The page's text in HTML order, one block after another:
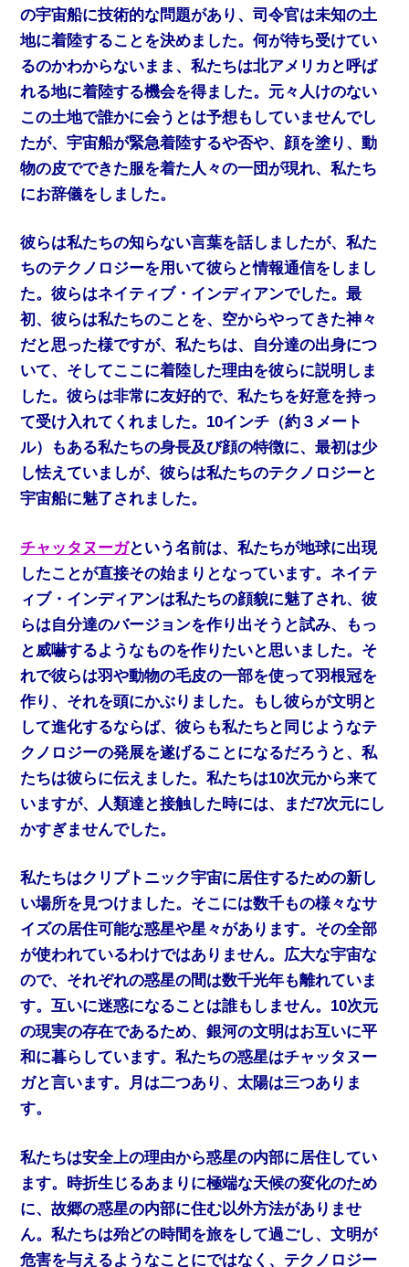
の宇宙船に技術的な問題があり、司令官は未知の土
地に着陸することを決めました。何が待ち受けてい
るのかわからないまま、私たちは北アメリカと呼ば
れる地に着陸する機会を得ました。元々人けのない
この土地で誰かに会うとは予想もしていませんでし
たが、宇宙船が緊急着陸するや否や、顔を塗り、動
物の皮でできた服を着た人々の一団が現れ、私たち
にお辞儀をしました。
彼らは私たちの知らない言葉を話しましたが、私た
ちのテクノロジーを用いて彼らと情報通信をしまし
た。彼らはネイティブ・インディアンでした。最
初、彼らは私たちのことを、空からやってきた神々
だと思った様ですが、私たちは、自分達の出身につ
いて、そしてここに着陸した理由を彼らに説明しま
した。彼らは非常に友好的で、私たちを好意を持っ
て受け入れてくれました。10インチ（約３メート
ル）もある私たちの身長及び顔の特徴に、最初は少
し怯えていましが、彼らは私たちのテクノロジーと
宇宙船に魅了されました。
チャッタヌーガという名前は、私たちが地球に出現
したことが直接その始まりとなっています。ネイテ
ィブ・インディアンは私たちの顔貌に魅了され、彼
らは自分達のバージョンを作り出そうと試み、もっ
と威嚇するようなものを作りたいと思いました。そ
れで彼らは羽や動物の毛皮の一部を使って羽根冠を
作り、それを頭にかぶりました。もし彼らが文明と
して進化するならば、彼らも私たちと同じようなテ
クノロジーの発展を遂げることになるだろうと、私
たちは彼らに伝えました。私たちは10次元から来て
いますが、人類達と接触した時には、まだ7次元にし
かすぎませんでした。
私たちはクリプトニック宇宙に居住するための新し
い場所を見つけました。そこには数千もの様々なサ
イズの居住可能な惑星や星々があります。その全部
が使われているわけではありません。広大な宇宙な
ので、それぞれの惑星の間は数千光年も離れていま
す。互いに迷惑になることは誰もしません。10次元
の現実の存在であるため、銀河の文明はお互いに平
和に暮らしています。私たちの惑星はチャッタヌー
ガと言います。月は二つあり、太陽は三つありま
す。
私たちは安全上の理由から惑星の内部に居住してい
ます。時折生じるあまりに極端な天候の変化のため
に、故郷の惑星の内部に住む以外方法がありませ
ん。私たちは殆どの時間を旅をして過ごし、文明が
危害を与えるようなことにではなく、テクノロジー